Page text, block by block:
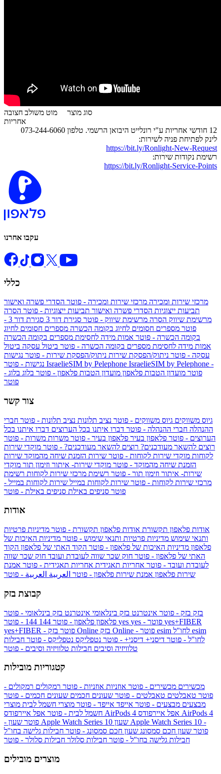
סוג מוצר מוט משולב חצובה
אחריות
12 חודשי אחריות ע"י רונלייט היבואן הרשמי. טלפון 073-244-6060
לינק לפתיחת פניה לשירות:
https://bit.ly/Ronlight-New-Request
רשימת נקודות שירות:
https://bit.ly/Ronlight-Service-Points
עקבו אחרנו
כללי
מרכזי שירות ומכירה מרכזי שירות ומכירה - פוטר הסדרי פשרה ואישור
תביעות ייצוגיות הסדרי פשרה ואישור תביעות ייצוגיות - פוטר הסרה
מרשימת שיווק הסרה מרשימת שיווק - פוטר סגירת דור 3
סגירת דור 3 -
פוטר מספרים חסומים לחיוג בקומה הכשרה מספרים חסומים לחיוג
בקומה הכשרה - פוטר אמות מידה לחסימת מספרים בקומה הכשרה
אמות מידה לחסימת מספרים בקומה הכשרה - פוטר ביטול עסקה ביטול
עסקה - פוטר ניתוק/הפסקת שירות ניתוק/הפסקת שירות - פוטר נגישות
IsraelieSIM by Pelephone IsraelieSIM by Pelephone -
פוטר מועדון הטבות פלאפון מועדון הטבות פלאפון - פוטר בלוג בלוג -
פוטר
צור קשר
גיוס משווקים גיוס משווקים - פוטר נציב תלונות נציב תלונות - פוטר חברי
ההנהלה חברי ההנהלה - פוטר דברו איתנו בכל הערוצים דברו איתנו בכל
הערוצים - פוטר פלאפון בעיר פלאפון בעיר - פוטר משרות משרות - פוטר
רוצים להשאר מעודכנים? רוצים להשאר מעודכנים? - פוטר מוקדי שירות
לקוחות מוקדי שירות לקוחות - פוטר שירות הזמנת שיחה מהמוקד שירות
הזמנת שיחה מהמוקד - פוטר מוקדי שירות- איתור וזימון תור מוקדי
שירות- איתור וזימון תור - פוטר רשימת מרכזי שירות לקוחות רשימת
מרכזי שירות לקוחות - פוטר שירות לקוחות במייל שירות לקוחות במייל -
פוטר סניפים באילת סניפים באילת - פוטר
אודות
אודות פלאפון תקשורת אודות פלאפון תקשורת - פוטר מדיניות פרטיות
ותנאי שימוש מדיניות פרטיות ותנאי שימוש - פוטר מדיניות האיכות של
פלאפון מדיניות האיכות של פלאפון - פוטר הקוד האתי של פלאפון הקוד
האתי של פלאפון - פוטר חוק שכר שווה לעובדת ועובד חוק שכר שווה
לעובדת ועובד - פוטר אחריות תאגידית אחריות תאגידית - פוטר אמנת
שירות פלאפון אמנת שירות פלאפון - פוטר العربية العربية - פוטר
קבוצת בזק
בזק בזק - פוטר אינטרנט בזק בינלאומי אינטרנט בזק בינלאומי - פוטר
פלאפון פלאפון - פוטר 144 yes
yes+FIBER
yes+FIBER - פוטר בזק Online
esim
לחו"ל - פוטר דיסני+ דיסני+ - פוטר נטפליקס נטפליקס - פוטר חבילות
טלוויזיה וסיבים חבילות טלוויזיה וסיבים - פוטר
קטגוריות מובילות
מכשירים מכשירים - פוטר אוזניות אוזניות - פוטר רמקולים רמקולים -
פוטר טאבלטים טאבלטים - פוטר שעונים חכמים שעונים חכמים - פוטר
מבצעים מבצעים - פוטר אייפד אייפד - פוטר מוצרי חשמל לבית מוצרי
חשמל לבית - פוטר אפל איירפודס AirPods 4 אפל איירפודס AirPods 4
- פוטר שעון Apple Watch Series 10 שעון Apple Watch Series 10 -
פוטר שעון חכם סמסונג שעון חכם סמסונג - פוטר חבילות גלישה בחו"ל
חבילות גלישה בחו"ל - פוטר חבילות סלולר חבילות סלולר - פוטר
מוצרים מובילים